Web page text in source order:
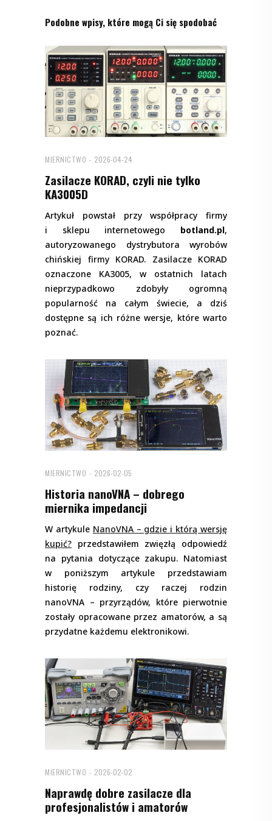
Podobne wpisy, które mogą Ci się spodobać
MIERNICTWO 2026-04-24
Zasilacze KORAD, czyli nie tylko
KA3005D
Artykuł powstał przy współpracy firmy
i sklepu internetowego botland.pl,
autoryzowanego dystrybutora wyrobów
chińskiej firmy KORAD. Zasilacze KORAD
oznaczone KA3005, w ostatnich latach
nieprzypadkowo zdobyły ogromną
popularność na całym świecie, a dziś
dostępne są ich różne wersje, które warto
poznać.
MIERNICTWO 2026-02-05
Historia nanoVNA – dobrego
miernika impedancji
W artykule NanoVNA – gdzie i którą wersję
kupić? przedstawiłem zwięzłą odpowiedź
na pytania dotyczące zakupu. Natomiast
w poniższym artykule przedstawiam
historię rodziny, czy raczej rodzin
nanoVNA – przyrządów, które pierwotnie
zostały opracowane przez amatorów, a są
przydatne każdemu elektronikowi.
MIERNICTWO 2026-02-02
Naprawdę dobre zasilacze dla
profesjonalistów i amatorów